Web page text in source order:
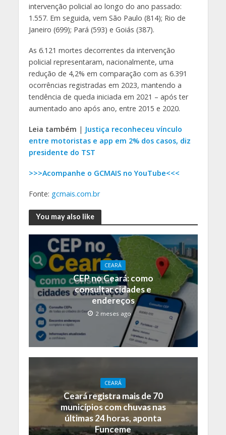
intervenção policial ao longo do ano passado:
1.557. Em seguida, vem São Paulo (814); Rio de
Janeiro (699); Pará (593) e Goiás (387).
As 6.121 mortes decorrentes da intervenção
policial representaram, nacionalmente, uma
redução de 4,2% em comparação com as 6.391
ocorrências registradas em 2023, mantendo a
tendência de queda iniciada em 2021 – após ter
aumentado ano após ano, entre 2015 e 2020.
Leia também | Justiça reconheceu vínculo
entre motoristas e app em 2% dos casos, diz
presidente do TST
>>>Acompanhe o GCMAIS no YouTube<<<
Fonte: gcmais.com.br
You may also like
CEARÁ
CEP no Ceará: como
consultar cidades e
endereços
2 meses ago
CEARÁ
Ceará registra mais de 70
municípios com chuvas nas
últimas 24 horas, aponta
Funceme